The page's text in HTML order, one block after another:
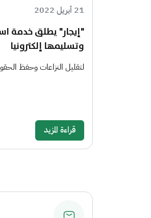
21 أبريل 2022
"إيجار" يطلق خدمة
وتسليمها إلكترونيا
لتقليل النزاعات وحفظ
قراءة المزيد